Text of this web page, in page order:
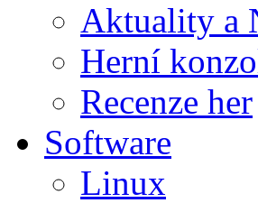
Aktuality a
Herní
Recenze her
Software
Linux